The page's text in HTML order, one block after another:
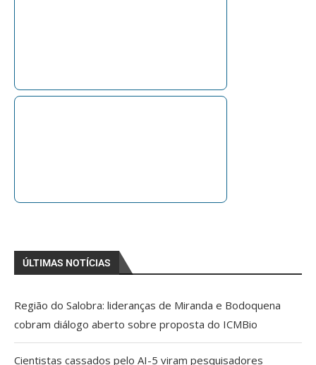
ÚLTIMAS NOTÍCIAS
Região do Salobra: lideranças de Miranda e Bodoquena
cobram diálogo aberto sobre proposta do ICMBio
Cientistas cassados pelo AI-5 viram pesquisadores